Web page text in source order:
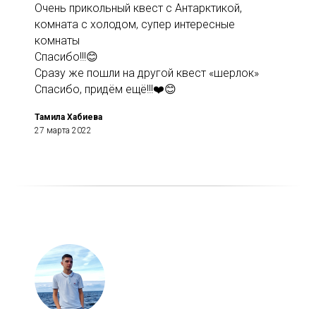
Очень прикольный квест с Антарктикой,
комната с холодом, супер интересные
комнаты
Спасибо!!!😊
Сразу же пошли на другой квест «шерлок»
Спасибо, придём ещё!!!❤️😊
Тамила Хабиева
27 марта 2022